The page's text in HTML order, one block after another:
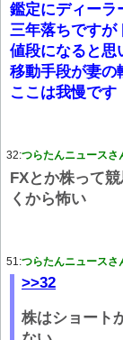
鑑定にディーラ
三年落ちですが
値段になると思
移動手段が妻の
ここは我慢です
32:つらたんニュースさ
FXとか株って
くから怖い
51:つらたんニュースさ
>>32
株はショート